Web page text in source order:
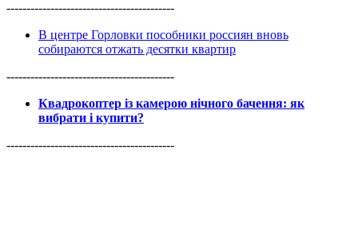
------------------------------------------
В центре Горловки пособники россиян вновь
собираются отжать десятки квартир
------------------------------------------
Квадрокоптер із камерою нічного бачення: як
вибрати і купити?
------------------------------------------